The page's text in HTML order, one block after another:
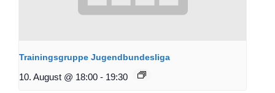
Trainingsgruppe Jugendbundesliga
10. August @ 18:00 - 19:30